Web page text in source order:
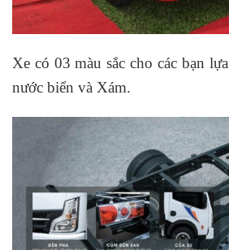
Xe có 03 màu sắc cho các bạn
nước biển và Xám.